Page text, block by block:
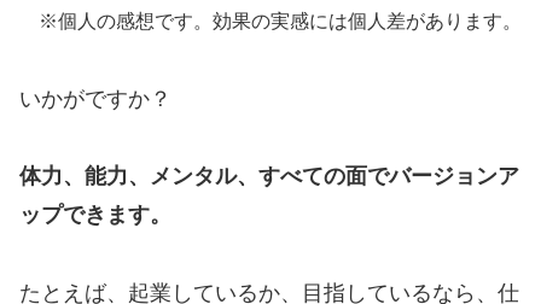
※個人の感想です。効果の実感には個人差があります。
いかがですか？
体力、能力、メンタル、すべての面でバージョンア
ップできます。
たとえば、起業しているか、目指しているなら、仕